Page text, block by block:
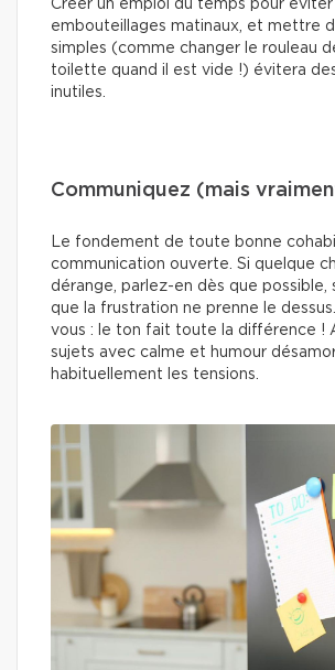
Créer un emploi du temps pour éviter
embouteillages matinaux, et mettre
simples (comme changer le rouleau
toilette quand il est vide !) évitera
inutiles.
Communiquez (mais
Le fondement de toute bonne
communication ouverte. Si quelque
dérange, parlez-en dès que possible,
que la frustration ne prenne le
vous : le ton fait toute la différence !
sujets avec calme et humour
habituellement les tensions.